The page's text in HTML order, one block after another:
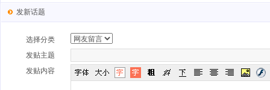
发新话题
选择分类
发贴主题
发贴内容